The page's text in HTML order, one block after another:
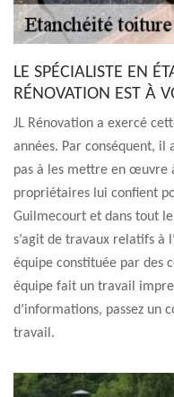
LE SPÉCIALISTE EN
RÉNOVATION EST À
JL Rénovation a exercé
années. Par conséquent, il
pas à les mettre en œuvre
propriétaires lui confient
Guilmecourt et dans tout
s’agit de travaux relatifs à
équipe constituée par des
équipe fait un travail
d’informations, passez un
travail.